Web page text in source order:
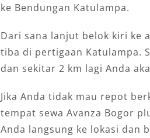
ke Bendungan Katulampa.
Dari sana lanjut belok kiri ke
tiba di pertigaan Katulampa.
dan sekitar 2 km lagi Anda
Jika Anda tidak mau repot
tempat sewa Avanza Bogor
Anda langsung ke lokasi dan